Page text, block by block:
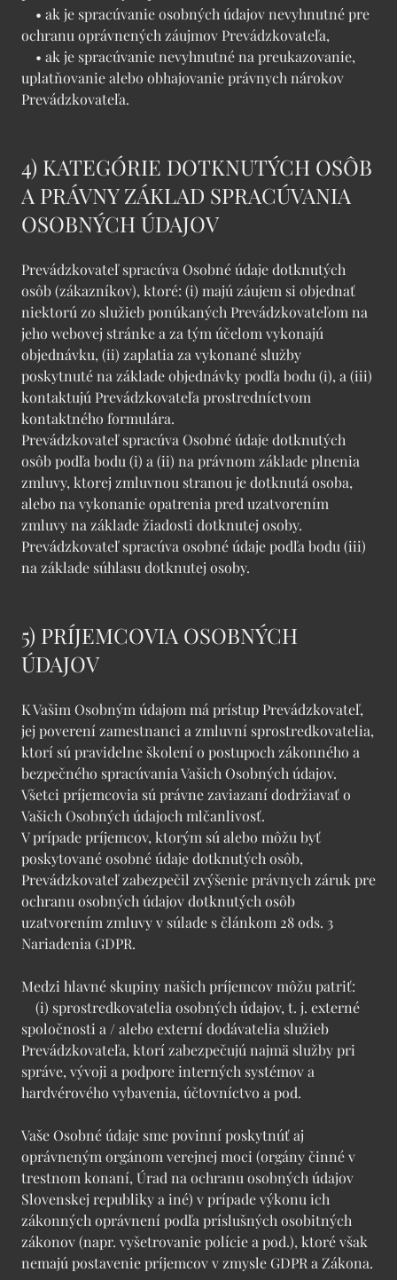
• ak je spracúvanie osobných údajov nevyhnutné pre
ochranu oprávnených záujmov Prevádzkovateľa,
• ak je spracúvanie nevyhnutné na preukazovanie,
uplatňovanie alebo obhajovanie právnych nárokov
Prevádzkovateľa.
4) KATEGÓRIE DOTKNUTÝCH OSÔB
A PRÁVNY ZÁKLAD SPRACÚVANIA
OSOBNÝCH ÚDAJOV
Prevádzkovateľ spracúva Osobné údaje dotknutých
osôb (zákazníkov), ktoré: (i) majú záujem si objednať
niektorú zo služieb ponúkaných Prevádzkovateľom na
jeho webovej stránke a za tým účelom vykonajú
objednávku, (ii) zaplatia za vykonané služby
poskytnuté na základe objednávky podľa bodu (i), a (iii)
kontaktujú Prevádzkovateľa prostredníctvom
kontaktného formulára.
Prevádzkovateľ spracúva Osobné údaje dotknutých
osôb podľa bodu (i) a (ii) na právnom základe plnenia
zmluvy, ktorej zmluvnou stranou je dotknutá osoba,
alebo na vykonanie opatrenia pred uzatvorením
zmluvy na základe žiadosti dotknutej osoby.
Prevádzkovateľ spracúva osobné údaje podľa bodu (iii)
na základe súhlasu dotknutej osoby.
5) PRÍJEMCOVIA OSOBNÝCH
ÚDAJOV
K Vašim Osobným údajom má prístup Prevádzkovateľ,
jej poverení zamestnanci a zmluvní sprostredkovatelia,
ktorí sú pravidelne školení o postupoch zákonného a
bezpečného spracúvania Vašich Osobných údajov.
Všetci príjemcovia sú právne zaviazaní dodržiavať o
Vašich Osobných údajoch mlčanlivosť.
V prípade príjemcov, ktorým sú alebo môžu byť
poskytované osobné údaje dotknutých osôb,
Prevádzkovateľ zabezpečil zvýšenie právnych záruk pre
ochranu osobných údajov dotknutých osôb
uzatvorením zmluvy v súlade s článkom 28 ods. 3
Nariadenia GDPR.
Medzi hlavné skupiny našich príjemcov môžu patriť:
(i) sprostredkovatelia osobných údajov, t. j. externé
spoločnosti a / alebo externí dodávatelia služieb
Prevádzkovateľa, ktorí zabezpečujú najmä služby pri
správe, vývoji a podpore interných systémov a
hardvérového vybavenia, účtovníctvo a pod.
Vaše Osobné údaje sme povinní poskytnúť aj
oprávneným orgánom verejnej moci (orgány činné v
trestnom konaní, Úrad na ochranu osobných údajov
Slovenskej republiky a iné) v prípade výkonu ich
zákonných oprávnení podľa príslušných osobitných
zákonov (napr. vyšetrovanie polície a pod.), ktoré však
nemajú postavenie príjemcov v zmysle GDPR a Zákona.